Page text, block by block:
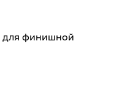
для финишной